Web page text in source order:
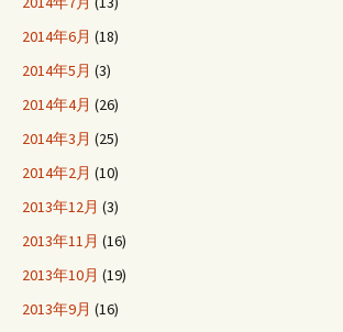
2014年6月 (18)
2014年5月 (3)
2014年4月 (26)
2014年3月 (25)
2014年2月 (10)
2013年12月 (3)
2013年11月 (16)
2013年10月 (19)
2013年9月 (16)